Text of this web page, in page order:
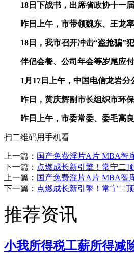
18日下战书，出席省政协十一届
昨日上午，市带领魏东、王龙率
18日，我市召开冲击“盗抢骗”犯
伴侣会餐、公司年会等岁尾应付
1月17日上午，中国电信龙岩分公
昨日，黄庆辉副市长组织市环保
昨日上午，市委常委、委毛高良
扫二维码用手机看
上一篇： 国产免费淫片A片 MBA智
下一篇： 点燃成长新引擎！常宁二
上一篇： 国产免费淫片A片 MBA智
下一篇： 点燃成长新引擎！常宁二
推荐资讯
小我所得税工薪所得减